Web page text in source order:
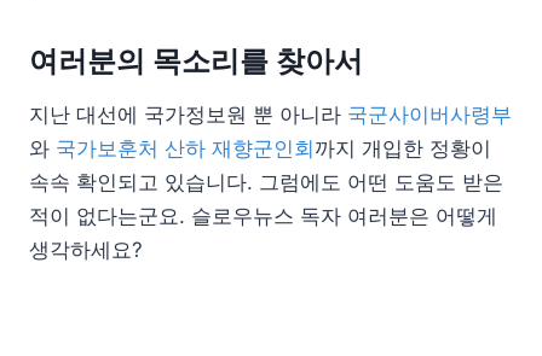
여러분의 목소리를 찾아서
지난 대선에 국가정보원 뿐 아니라 국군사이버사령부
와 국가보훈처 산하 재향군인회 까지 개입한 정황이
속속 확인되고 있습니다. 그럼에도 어떤 도움도 받은
적이 없다는군요. 슬로우뉴스 독자 여러분은 어떻게
생각하세요?